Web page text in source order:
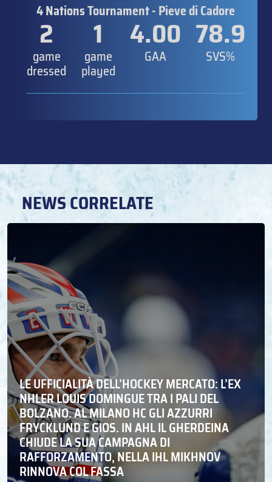
4 Nations Tournament - Pieve di Cadore
2
game
dressed
1
game
played
4.00
GAA
78.9
SVS%
NEWS CORRELATE
LE UFFICIALITÀ DELL’HOCKEY MERCATO: L’EX
NHLER LOUIS DOMINGUE TRA I PALI DEL
BOLZANO. AL MILANO HC GLI AZZURRI
FRYCKLUND E GIOS. IN AHL IL GHERDEINA
CHIUDE LA SUA CAMPAGNA DI
RAFFORZAMENTO, NELLA IHL MIKHNOV
RINNOVA COL FASSA